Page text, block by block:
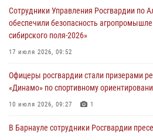
Сотрудники Управления Росгвардии по
обеспечили безопасность
сибирского поля-2026»
17 июля 2026, 09:52
Офицеры росгвардии стали призерами
«Динамо» по спортивному
10 июля 2026, 09:27 1
В Барнауле сотрудники Росгвардии